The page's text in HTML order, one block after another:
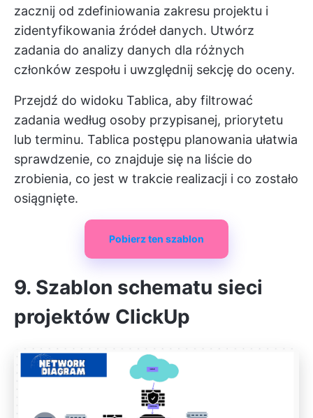
zacznij od zdefiniowania zakresu projektu i
zidentyfikowania źródeł danych. Utwórz
zadania do analizy danych dla różnych
członków zespołu i uwzględnij sekcję do oceny.
Przejdź do widoku Tablica, aby filtrować
zadania według osoby przypisanej, priorytetu
lub terminu. Tablica postępu planowania ułatwia
sprawdzenie, co znajduje się na liście do
zrobienia, co jest w trakcie realizacji i co zostało
osiągnięte.
Pobierz ten szablon
9. Szablon schematu sieci
projektów ClickUp